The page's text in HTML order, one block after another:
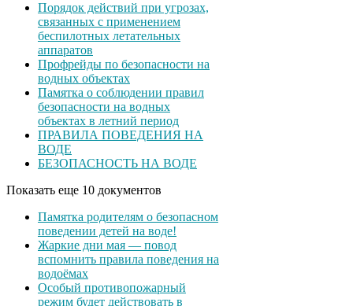
Порядок действий при угрозах,
связанных с применением
беспилотных летательных
аппаратов
Профрейды по безопасности на
водных объектах
Памятка о соблюдении правил
безопасности на водных
объектах в летний период
ПРАВИЛА ПОВЕДЕНИЯ НА
ВОДЕ
БЕЗОПАСНОСТЬ НА ВОДЕ
Показать еще 10 документов
Памятка родителям о безопасном
поведении детей на воде!
Жаркие дни мая — повод
вспомнить правила поведения на
водоёмах
Особый противопожарный
режим будет действовать в